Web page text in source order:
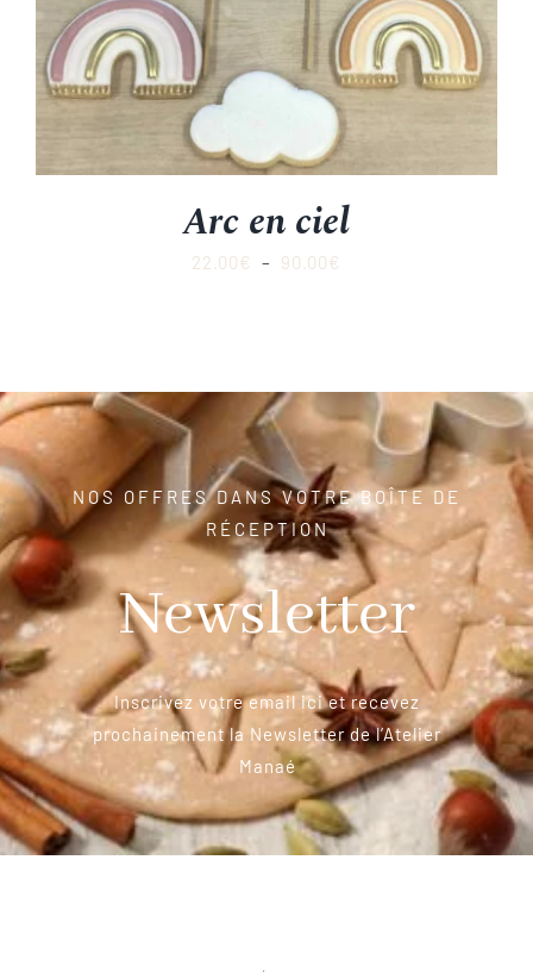
Arc en ciel
22.00€ – 90.00€
à
90.00€
NOS OFFRES DANS VOTRE BOÎTE DE
RÉCEPTION
Newsletter
Inscrivez votre email ici et recevez
prochainement la Newsletter de l’Atelier
Manaé